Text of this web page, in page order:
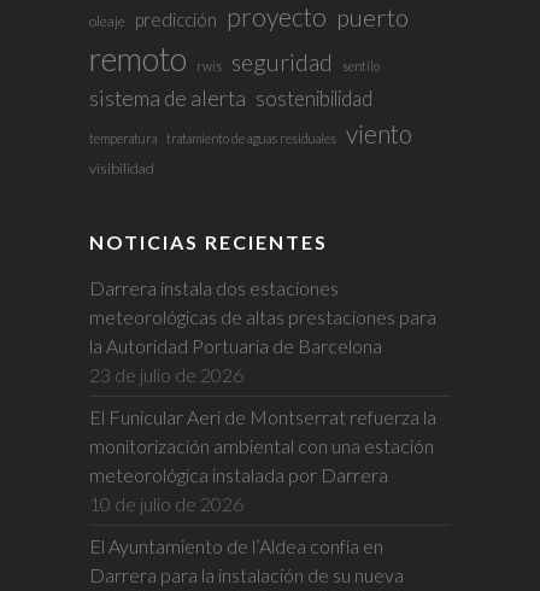
oleaje predicción proyecto puerto
remoto rwis seguridad sentilo
sistema de alerta sostenibilidad
temperatura tratamiento de aguas residuales viento
visibilidad
NOTICIAS RECIENTES
Darrera instala dos estaciones
meteorológicas de altas prestaciones para
la Autoridad Portuaria de Barcelona
23 de julio de 2026
El Funicular Aeri de Montserrat refuerza la
monitorización ambiental con una estación
meteorológica instalada por Darrera
10 de julio de 2026
El Ayuntamiento de l’Aldea confía en
Darrera para la instalación de su nueva